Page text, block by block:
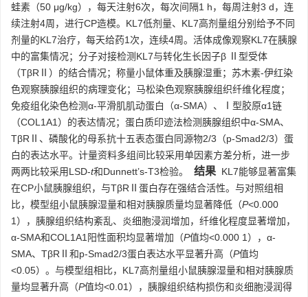
蛙素（50 μg/kg），每天注射6次，每次间隔1 h，每周注射3 d，连
续注射4周，进行CP造模。KL7低剂量、KL7高剂量组分别给予不同
剂量的KL7治疗，每天给药1次，连续4周。活体成像观察KL7在胰腺
中的富集情况；分子对接检测KL7与转化生长因子β Ⅱ型受体
（TβRⅡ）的结合情况；称量小鼠体重及胰腺湿重；苏木素-伊红染
色观察胰腺组织的病理变化；马松染色观察胰腺组织纤维化程度；
免疫组化染色检测α-平滑肌肌动蛋白（α-SMA）、Ⅰ型胶原α1链
（COL1A1）的表达情况；蛋白质印迹法检测胰腺组织中α-SMA、
TβRⅡ、磷酸化的母系抗十五表态蛋白同源物2/3（p-Smad2/3）蛋
白的表达水平。计量资料多组间比较采用单因素方差分析，进一步
两两比较采用LSD-t和Dunnett’s-T3检验。 结果 KL7能够显著富集
在CP小鼠胰腺组织，与TβRⅡ蛋白存在强结合活性。与对照组相
比，模型组小鼠胰腺湿量和相对胰腺质量均显著降低（P<0.000
1），胰腺组织结构紊乱、炎细胞浸润增加，纤维化程度显著增加，
α-SMA和COL1A1阳性面积均显著增加（P值均<0.000 1），α-
SMA、TβRⅡ和p-Smad2/3蛋白表达水平显著升高（P值均
<0.05）。与模型组相比，KL7高剂量组小鼠胰腺湿量和相对胰腺质
量均显著升高（P值均<0.01），胰腺组织结构损伤和炎细胞浸润得